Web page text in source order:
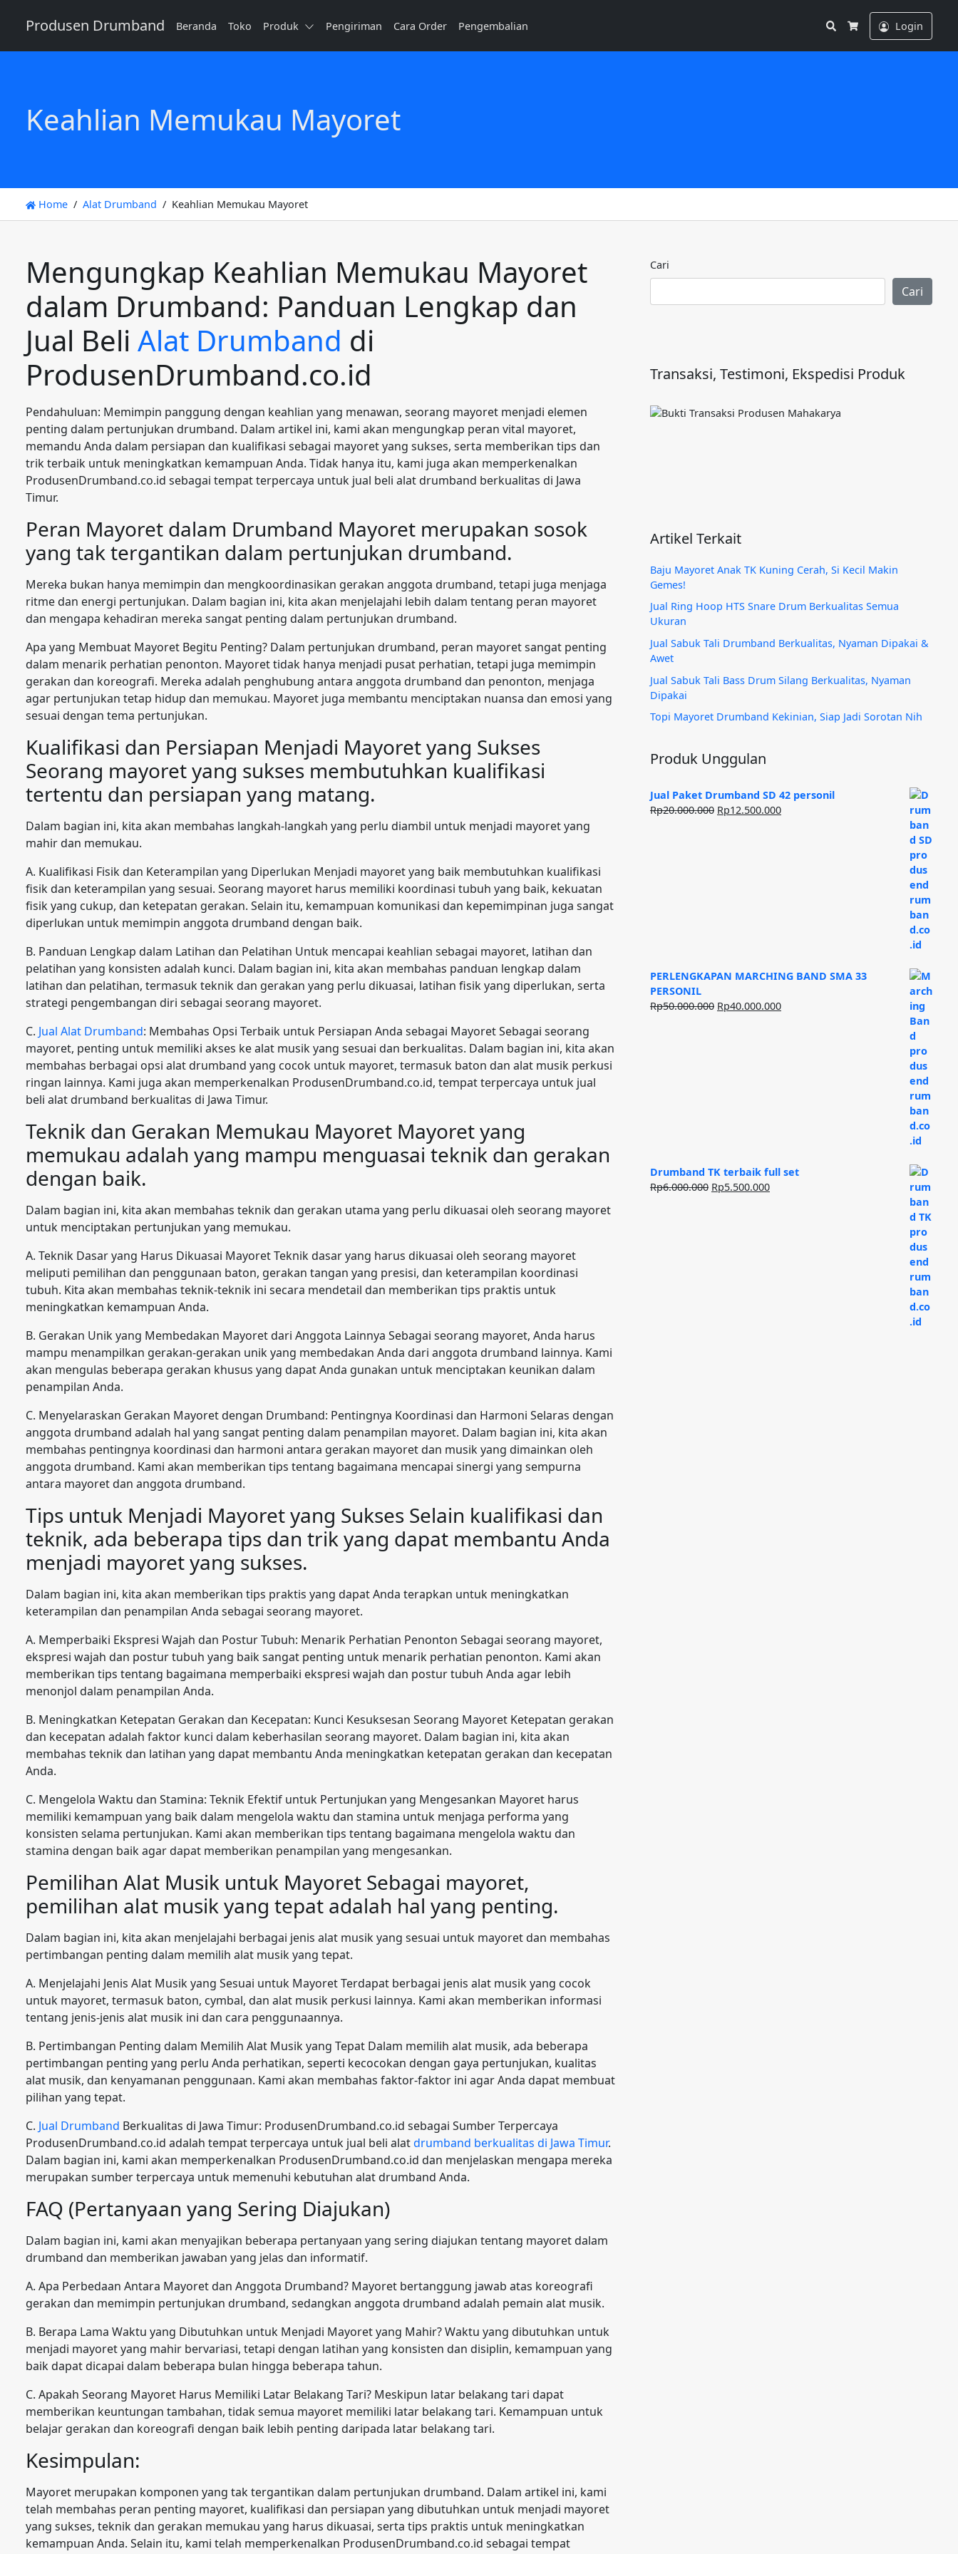
Produsen Drumband Beranda Toko Produk Pengiriman Cara Order Pengembalian
Search
Cart
Login
Keahlian Memukau Mayoret
Home Alat Drumband Keahlian Memukau Mayoret
Mengungkap Keahlian Memukau Mayoret
dalam Drumband: Panduan Lengkap dan
Jual Beli Alat Drumband di
ProdusenDrumband.co.id
Pendahuluan: Memimpin panggung dengan keahlian yang menawan, seorang mayoret menjadi elemen
penting dalam pertunjukan drumband. Dalam artikel ini, kami akan mengungkap peran vital mayoret,
memandu Anda dalam persiapan dan kualifikasi sebagai mayoret yang sukses, serta memberikan tips dan
trik terbaik untuk meningkatkan kemampuan Anda. Tidak hanya itu, kami juga akan memperkenalkan
ProdusenDrumband.co.id sebagai tempat terpercaya untuk jual beli alat drumband berkualitas di Jawa
Timur.
Peran Mayoret dalam Drumband Mayoret merupakan sosok
yang tak tergantikan dalam pertunjukan drumband.
Mereka bukan hanya memimpin dan mengkoordinasikan gerakan anggota drumband, tetapi juga menjaga
ritme dan energi pertunjukan. Dalam bagian ini, kita akan menjelajahi lebih dalam tentang peran mayoret
dan mengapa kehadiran mereka sangat penting dalam pertunjukan drumband.
Apa yang Membuat Mayoret Begitu Penting? Dalam pertunjukan drumband, peran mayoret sangat penting
dalam menarik perhatian penonton. Mayoret tidak hanya menjadi pusat perhatian, tetapi juga memimpin
gerakan dan koreografi. Mereka adalah penghubung antara anggota drumband dan penonton, menjaga
agar pertunjukan tetap hidup dan memukau. Mayoret juga membantu menciptakan nuansa dan emosi yang
sesuai dengan tema pertunjukan.
Kualifikasi dan Persiapan Menjadi Mayoret yang Sukses
Seorang mayoret yang sukses membutuhkan kualifikasi
tertentu dan persiapan yang matang.
Dalam bagian ini, kita akan membahas langkah-langkah yang perlu diambil untuk menjadi mayoret yang
mahir dan memukau.
A. Kualifikasi Fisik dan Keterampilan yang Diperlukan Menjadi mayoret yang baik membutuhkan kualifikasi
fisik dan keterampilan yang sesuai. Seorang mayoret harus memiliki koordinasi tubuh yang baik, kekuatan
fisik yang cukup, dan ketepatan gerakan. Selain itu, kemampuan komunikasi dan kepemimpinan juga sangat
diperlukan untuk memimpin anggota drumband dengan baik.
B. Panduan Lengkap dalam Latihan dan Pelatihan Untuk mencapai keahlian sebagai mayoret, latihan dan
pelatihan yang konsisten adalah kunci. Dalam bagian ini, kita akan membahas panduan lengkap dalam
latihan dan pelatihan, termasuk teknik dan gerakan yang perlu dikuasai, latihan fisik yang diperlukan, serta
strategi pengembangan diri sebagai seorang mayoret.
C. Jual Alat Drumband: Membahas Opsi Terbaik untuk Persiapan Anda sebagai Mayoret Sebagai seorang
mayoret, penting untuk memiliki akses ke alat musik yang sesuai dan berkualitas. Dalam bagian ini, kita akan
membahas berbagai opsi alat drumband yang cocok untuk mayoret, termasuk baton dan alat musik perkusi
ringan lainnya. Kami juga akan memperkenalkan ProdusenDrumband.co.id, tempat terpercaya untuk jual
beli alat drumband berkualitas di Jawa Timur.
Teknik dan Gerakan Memukau Mayoret Mayoret yang
memukau adalah yang mampu menguasai teknik dan gerakan
dengan baik.
Dalam bagian ini, kita akan membahas teknik dan gerakan utama yang perlu dikuasai oleh seorang mayoret
untuk menciptakan pertunjukan yang memukau.
A. Teknik Dasar yang Harus Dikuasai Mayoret Teknik dasar yang harus dikuasai oleh seorang mayoret
meliputi pemilihan dan penggunaan baton, gerakan tangan yang presisi, dan keterampilan koordinasi
tubuh. Kita akan membahas teknik-teknik ini secara mendetail dan memberikan tips praktis untuk
meningkatkan kemampuan Anda.
B. Gerakan Unik yang Membedakan Mayoret dari Anggota Lainnya Sebagai seorang mayoret, Anda harus
mampu menampilkan gerakan-gerakan unik yang membedakan Anda dari anggota drumband lainnya. Kami
akan mengulas beberapa gerakan khusus yang dapat Anda gunakan untuk menciptakan keunikan dalam
penampilan Anda.
C. Menyelaraskan Gerakan Mayoret dengan Drumband: Pentingnya Koordinasi dan Harmoni Selaras dengan
anggota drumband adalah hal yang sangat penting dalam penampilan mayoret. Dalam bagian ini, kita akan
membahas pentingnya koordinasi dan harmoni antara gerakan mayoret dan musik yang dimainkan oleh
anggota drumband. Kami akan memberikan tips tentang bagaimana mencapai sinergi yang sempurna
antara mayoret dan anggota drumband.
Tips untuk Menjadi Mayoret yang Sukses Selain kualifikasi dan
teknik, ada beberapa tips dan trik yang dapat membantu Anda
menjadi mayoret yang sukses.
Dalam bagian ini, kita akan memberikan tips praktis yang dapat Anda terapkan untuk meningkatkan
keterampilan dan penampilan Anda sebagai seorang mayoret.
A. Memperbaiki Ekspresi Wajah dan Postur Tubuh: Menarik Perhatian Penonton Sebagai seorang mayoret,
ekspresi wajah dan postur tubuh yang baik sangat penting untuk menarik perhatian penonton. Kami akan
memberikan tips tentang bagaimana memperbaiki ekspresi wajah dan postur tubuh Anda agar lebih
menonjol dalam penampilan Anda.
B. Meningkatkan Ketepatan Gerakan dan Kecepatan: Kunci Kesuksesan Seorang Mayoret Ketepatan gerakan
dan kecepatan adalah faktor kunci dalam keberhasilan seorang mayoret. Dalam bagian ini, kita akan
membahas teknik dan latihan yang dapat membantu Anda meningkatkan ketepatan gerakan dan kecepatan
Anda.
C. Mengelola Waktu dan Stamina: Teknik Efektif untuk Pertunjukan yang Mengesankan Mayoret harus
memiliki kemampuan yang baik dalam mengelola waktu dan stamina untuk menjaga performa yang
konsisten selama pertunjukan. Kami akan memberikan tips tentang bagaimana mengelola waktu dan
stamina dengan baik agar dapat memberikan penampilan yang mengesankan.
Pemilihan Alat Musik untuk Mayoret Sebagai mayoret,
pemilihan alat musik yang tepat adalah hal yang penting.
Dalam bagian ini, kita akan menjelajahi berbagai jenis alat musik yang sesuai untuk mayoret dan membahas
pertimbangan penting dalam memilih alat musik yang tepat.
A. Menjelajahi Jenis Alat Musik yang Sesuai untuk Mayoret Terdapat berbagai jenis alat musik yang cocok
untuk mayoret, termasuk baton, cymbal, dan alat musik perkusi lainnya. Kami akan memberikan informasi
tentang jenis-jenis alat musik ini dan cara penggunaannya.
B. Pertimbangan Penting dalam Memilih Alat Musik yang Tepat Dalam memilih alat musik, ada beberapa
pertimbangan penting yang perlu Anda perhatikan, seperti kecocokan dengan gaya pertunjukan, kualitas
alat musik, dan kenyamanan penggunaan. Kami akan membahas faktor-faktor ini agar Anda dapat membuat
pilihan yang tepat.
C. Jual Drumband Berkualitas di Jawa Timur: ProdusenDrumband.co.id sebagai Sumber Terpercaya
ProdusenDrumband.co.id adalah tempat terpercaya untuk jual beli alatdrumband berkualitas di Jawa Timur.
Dalam bagian ini, kami akan memperkenalkan ProdusenDrumband.co.id dan menjelaskan mengapa mereka
merupakan sumber terpercaya untuk memenuhi kebutuhan alat drumband Anda.
FAQ (Pertanyaan yang Sering Diajukan)
Dalam bagian ini, kami akan menyajikan beberapa pertanyaan yang sering diajukan tentang mayoret dalam
drumband dan memberikan jawaban yang jelas dan informatif.
A. Apa Perbedaan Antara Mayoret dan Anggota Drumband? Mayoret bertanggung jawab atas koreografi
gerakan dan memimpin pertunjukan drumband, sedangkan anggota drumband adalah pemain alat musik.
B. Berapa Lama Waktu yang Dibutuhkan untuk Menjadi Mayoret yang Mahir? Waktu yang dibutuhkan untuk
menjadi mayoret yang mahir bervariasi, tetapi dengan latihan yang konsisten dan disiplin, kemampuan yang
baik dapat dicapai dalam beberapa bulan hingga beberapa tahun.
C. Apakah Seorang Mayoret Harus Memiliki Latar Belakang Tari? Meskipun latar belakang tari dapat
memberikan keuntungan tambahan, tidak semua mayoret memiliki latar belakang tari. Kemampuan untuk
belajar gerakan dan koreografi dengan baik lebih penting daripada latar belakang tari.
Kesimpulan:
Mayoret merupakan komponen yang tak tergantikan dalam pertunjukan drumband. Dalam artikel ini, kami
telah membahas peran penting mayoret, kualifikasi dan persiapan yang dibutuhkan untuk menjadi mayoret
yang sukses, teknik dan gerakan memukau yang harus dikuasai, serta tips praktis untuk meningkatkan
kemampuan Anda. Selain itu, kami telah memperkenalkan ProdusenDrumband.co.id sebagai tempat
Cari
Cari
Transaksi, Testimoni, Ekspedisi Produk
Artikel Terkait
Baju Mayoret Anak TK Kuning Cerah, Si Kecil Makin
Gemes!
Jual Ring Hoop HTS Snare Drum Berkualitas Semua
Ukuran
Jual Sabuk Tali Drumband Berkualitas, Nyaman Dipakai &
Awet
Jual Sabuk Tali Bass Drum Silang Berkualitas, Nyaman
Dipakai
Topi Mayoret Drumband Kekinian, Siap Jadi Sorotan Nih
Produk Unggulan
Jual Paket Drumband SD 42 personil
Rp20.000.000 Harga
Rp12.500.000Harga
PERLENGKAPAN MARCHING BAND SMA 33
PERSONIL
Rp50.000.000 Harga
Rp40.000.000Harga
Drumband TK terbaik full set
Rp6.000.000 Harga
Rp5.500.000Harga